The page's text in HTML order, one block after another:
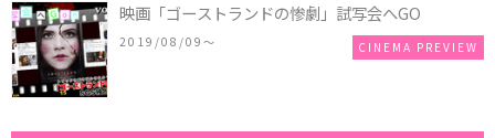
映画「ゴーストランドの惨劇」試写会へGO
2019/08/09〜 CINEMA PREVIEW